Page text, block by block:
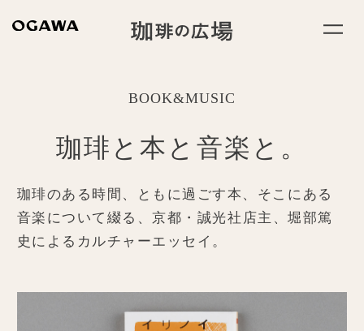
BOOK&MUSIC
珈琲と本と音楽と。
珈琲のある時間、ともに過ごす本、そこにある
音楽について綴る、京都・誠光社店主、堀部篤
史によるカルチャーエッセイ。